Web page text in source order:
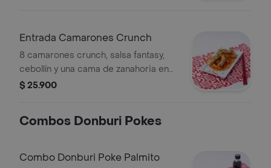
Entrada Camarones Crunch
8 camarones crunch, salsa fantasy,
cebollín y una cama de zanahoria en
espiral.
$ 25.900
Combos Donburi Pokes
Combo Donburi Poke Palmito